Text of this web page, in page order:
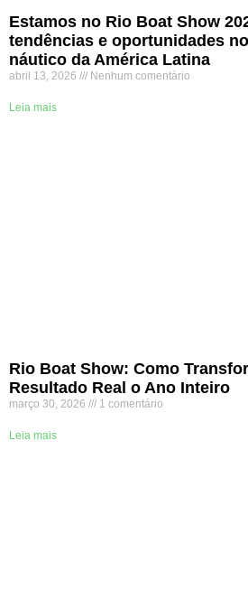
Estamos no Rio Boat Show
tendências e oportunidades
náutico da América Latina
abril 13, 2026 Nenhum comentário
Leia mais
Rio Boat Show: Como
Resultado Real o Ano Inteiro
março 30, 2026 1 comentário
Leia mais